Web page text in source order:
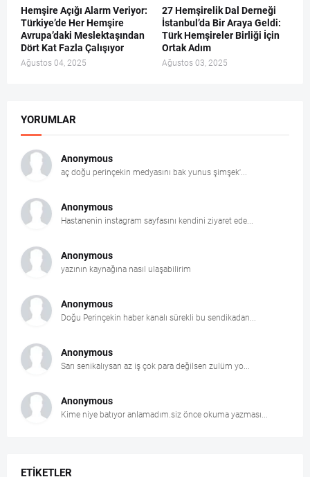
Hemşire Açığı Alarm Veriyor:
Türkiye’de Her Hemşire
Avrupa’daki Meslektaşından
Dört Kat Fazla Çalışıyor
Ağustos 04, 2025
27 Hemşirelik Dal Derneği
İstanbul’da Bir Araya Geldi:
Türk Hemşireler Birliği İçin
Ortak Adım
Ağustos 03, 2025
YORUMLAR
Anonymous
aç doğu perinçekin medyasını bak yunus şimşek'...
Anonymous
Hastanenin instagram sayfasını kendini ziyaret ede...
Anonymous
yazının kaynağına nasıl ulaşabilirim
Anonymous
Doğu Perinçekin haber kanalı sürekli bu sendikadan...
Anonymous
Sarı senikalıysan az iş çok para değilsen zulüm yo...
Anonymous
Kime niye batıyor anlamadım.siz önce okuma yazması...
ETIKETLER